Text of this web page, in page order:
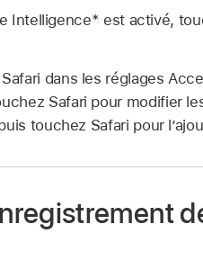
Intelligence* est activé,
dans les réglages
Safari pour modifier
touchez Safari pour